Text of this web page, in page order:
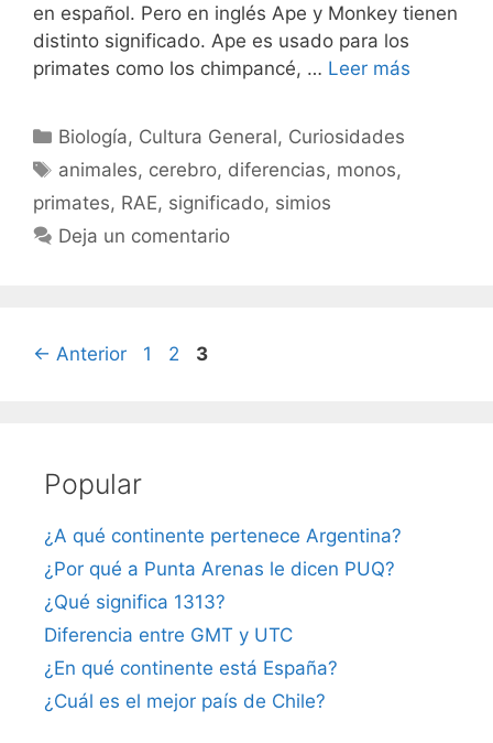
en español. Pero en inglés Ape y Monkey tienen
distinto significado. Ape es usado para los
primates como los chimpancé, … Leer más
Categorías
Biología, Cultura General, Curiosidades
Etiquetas
animales, cerebro, diferencias, monos,
primates, RAE, significado, simios
Deja un comentario
← Anterior Página
1 Página
2 Página
3
Popular
¿A qué continente pertenece Argentina?
¿Por qué a Punta Arenas le dicen PUQ?
¿Qué significa 1313?
Diferencia entre GMT y UTC
¿En qué continente está España?
¿Cuál es el mejor país de Chile?